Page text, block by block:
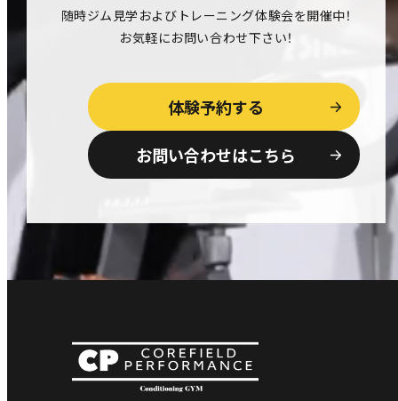
随時ジム見学およびトレーニング体験会を開催中！
お気軽にお問い合わせ下さい！
体験予約する
お問い合わせはこちら